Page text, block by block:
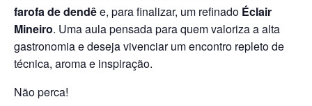
farofa de dendêe, para finalizar, um refinado Éclair
Mineiro. Uma aula pensada para quem valoriza a alta
gastronomia e deseja vivenciar um encontro repleto de
técnica, aroma e inspiração.
Não perca!